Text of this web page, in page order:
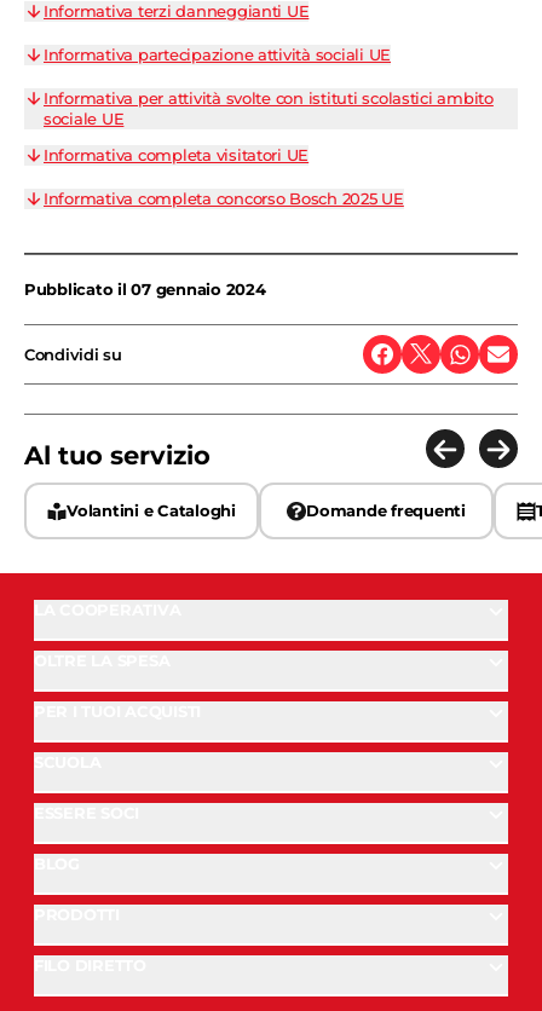
Informativa terzi danneggianti UE
Informativa partecipazione attività sociali UE
Informativa per attività svolte con istituti scolastici ambito
sociale UE
Informativa completa visitatori UE
Informativa completa concorso Bosch 2025 UE
Pubblicato il07 gennaio 2024
Condividi su
Al tuo servizio
Volantini e Cataloghi Domande frequenti